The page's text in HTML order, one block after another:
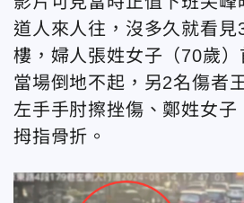
道人來人往，沒多久就看見
樓，婦人張姓女子（70歲
當場倒地不起，另2名傷者
左手手肘擦挫傷、鄭姓女子
拇指骨折。